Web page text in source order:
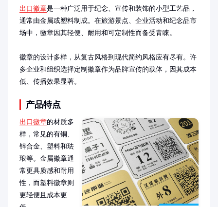
出口徽章是一种广泛用于纪念、宣传和装饰的小型工艺品，
通常由金属或塑料制成。在旅游景点、企业活动和纪念品市
场中，徽章因其轻便、耐用和可定制性而备受青睐。
徽章的设计多样，从复古风格到现代简约风格应有尽有。许
多企业和组织选择定制徽章作为品牌宣传的载体，因其成本
低、传播效果显著。
产品特点
出口徽章的材质多
样，常见的有铜、
锌合金、塑料和珐
琅等。金属徽章通
常更具质感和耐用
性，而塑料徽章则
更轻便且成本更